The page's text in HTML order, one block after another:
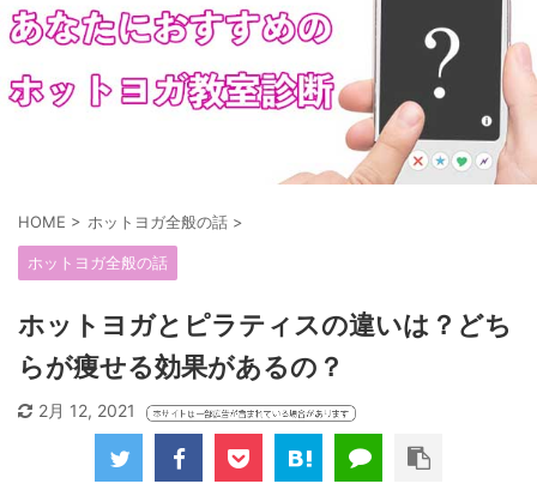
HOME > ホットヨガ全般の話 >
ホットヨガ全般の話
ホットヨガとピラティスの違いは？どち
らが痩せる効果があるの？
2月 12, 2021